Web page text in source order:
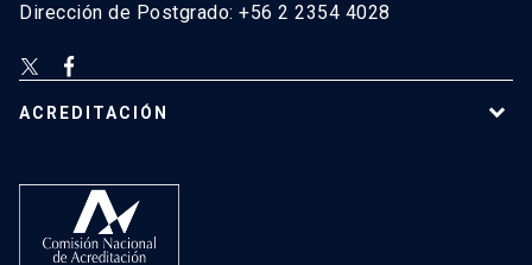
Dirección de Postgrado: +56 2 2354 4028
ACREDITACIÓN